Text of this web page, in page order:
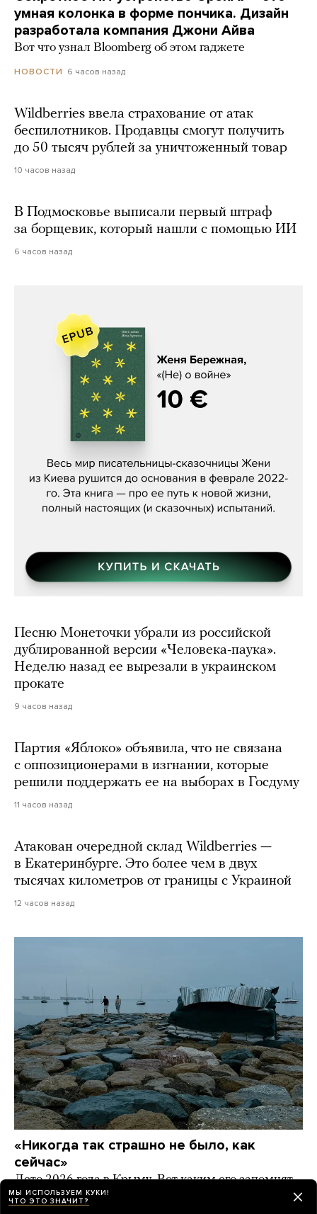
умная колонка в форме пончика. Дизайн
разработала компания Джони Айва
Вот что узнал Bloomberg об этом гаджете
НОВОСТИ 6 часов назад
Wildberries ввела страхование от атак
беспилотников. Продавцы смогут получить
до 50 тысяч рублей за уничтоженный товар
10 часов назад
В Подмосковье выписали первый штраф
за борщевик, который нашли с помощью ИИ
6 часов назад
Женя Бережная, «(Не) о войне»
Песню Монеточки убрали из российской
дублированной версии «Человека-паука».
Неделю назад ее вырезали в украинском
прокате
9 часов назад
Партия «Яблоко» объявила, что не связана
с оппозиционерами в изгнании, которые
решили поддержать ее на выборах в Госдуму
11 часов назад
Атакован очередной склад Wildberries —
в Екатеринбурге. Это более чем в двух
тысячах километров от границы с Украиной
12 часов назад
«Никогда так страшно не было, как
сейчас»
Лето 2026 года в Крыму. Вот каким его запомнят
жители полуострова — без топлива, электричества,
работы и туристов. Фоторепортаж «Берега»
МЫ ИСПОЛЬЗУЕМ КУКИ!
ЧТО ЭТО ЗНАЧИТ?